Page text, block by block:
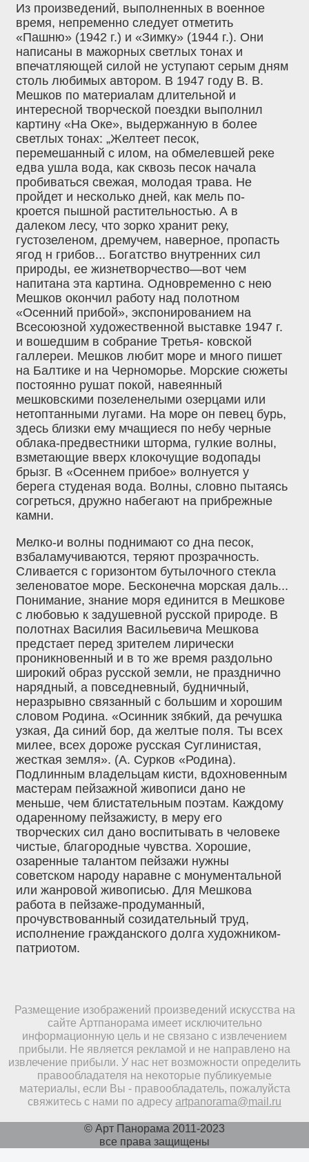
Из произведений, выполненных в военное
время, непременно следует отметить
«Пашню» (1942 г.) и «Зимку» (1944 г.). Они
написаны в мажорных светлых тонах и
впечатляющей силой не уступают серым дням
столь любимых автором. В 1947 году В. В.
Мешков по материалам длительной и
интересной творческой поездки выполнил
картину «На Оке», выдержанную в более
светлых тонах: „Желтеет песок,
перемешанный с илом, на обмелевшей реке
едва ушла вода, как сквозь песок начала
пробиваться свежая, молодая трава. Не
пройдет и несколько дней, как мель по-
кроется пышной растительностью. А в
далеком лесу, что зорко хранит реку,
густозеленом, дремучем, наверное, пропасть
ягод н грибов... Богатство внутренних сил
природы, ее жизнетворчество—вот чем
напитана эта картина. Одновременно с нею
Мешков окончил работу над полотном
«Осенний прибой», экспонированием на
Всесоюзной художественной выставке 1947 г.
и вошедшим в собрание Третья- ковской
галлереи. Мешков любит море и много пишет
на Балтике и на Черноморье. Морские сюжеты
постоянно рушат покой, навеянный
мешковскими позеленелыми озерцами или
нетоптанными лугами. На море он певец бурь,
здесь близки ему мчащиеся по небу черные
облака-предвестники шторма, гулкие волны,
взметающие вверх клокочущие водопады
брызг. В «Осеннем прибое» волнуется у
берега студеная вода. Волны, словно пытаясь
согреться, дружно набегают на прибрежные
камни.
Мелко-и волны поднимают со дна песок,
взбаламучиваются, теряют прозрачность.
Сливается с горизонтом бутылочного стекла
зеленоватое море. Бесконечна морская даль...
Понимание, знание моря единится в Мешкове
с любовью к задушевной русской природе. В
полотнах Василия Васильевича Мешкова
предстает перед зрителем лирически
проникновенный и в то же время раздольно
широкий образ русской земли, не празднично
нарядный, а повседневный, будничный,
неразрывно связанный с большим и хорошим
словом Родина. «Осинник зябкий, да речушка
узкая, Да синий бор, да желтые поля. Ты всех
милее, всех дороже русская Суглинистая,
жесткая земля». (А. Сурков «Родина).
Подлинным владельцам кисти, вдохновенным
мастерам пейзажной живописи дано не
меньше, чем блистательным поэтам. Каждому
одаренному пейзажисту, в меру его
творческих сил дано воспитывать в человеке
чистые, благородные чувства. Хорошие,
озаренные талантом пейзажи нужны
советском народу наравне с монументальной
или жанровой живописью. Для Мешкова
работа в пейзаже-продуманный,
прочувствованный созидательный труд,
исполнение гражданского долга художником-
патриотом.
Размещение изображений произведений искусства на
сайте Артпанорама имеет исключительно
информационную цель и не связано с извлечением
прибыли. Не является рекламой и не направлено на
извлечение прибыли. У нас нет возможности определить
правообладателя на некоторые публикуемые
материалы, если Вы - правообладатель, пожалуйста
свяжитесь с нами по адресу artpanorama@mail.ru
© Арт Панорама 2011-2023
все права защищены